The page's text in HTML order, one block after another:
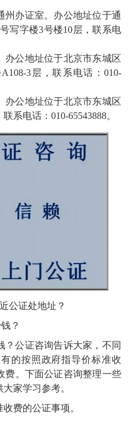
州办证室。办公地址位于通
写字楼3号楼10层，联系电
办公地址位于北京市东城区
3层，联系电话：010-
办公地址位于北京市东城区
系电话：010-65543888。
公证处地址？
？
？公证咨询告诉大家，不同
的按照政府指导价标准收
费。下面公证咨询整理一些
家学习参考。
费的公证事项。